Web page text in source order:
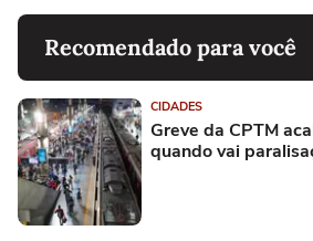
Recomendado para você
CIDADES
Greve da CPTM
quando vai